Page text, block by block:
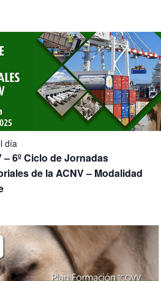
día
– 6º Ciclo de Jornadas
de la ACNV – Modalidad